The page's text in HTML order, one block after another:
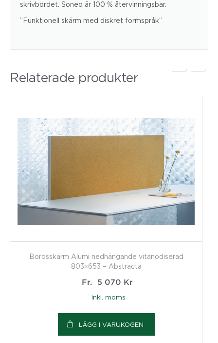
skrivbordet. Soneo är 100 % återvinningsbar.
”Funktionell skärm med diskret formspråk”
Relaterade produkter
Bordsskärm Alumi nedhängande vitanodiserad
803×653 – Abstracta
Fr. 5 070 Kr
inkl. moms
LÄGG I VARUKOGEN